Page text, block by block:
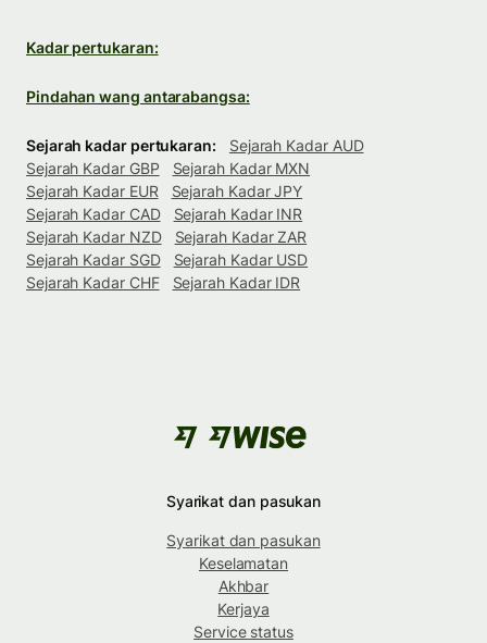
Kadar pertukaran:
Pindahan wang antarabangsa:
Sejarah kadar pertukaran:
Sejarah Kadar AUD
Sejarah Kadar GBP
Sejarah Kadar MXN
Sejarah Kadar EUR
Sejarah Kadar JPY
Sejarah Kadar CAD
Sejarah Kadar INR
Sejarah Kadar NZD
Sejarah Kadar ZAR
Sejarah Kadar SGD
Sejarah Kadar USD
Sejarah Kadar CHF
Sejarah Kadar IDR
Syarikat dan pasukan
Syarikat dan pasukan
Keselamatan
Akhbar
Kerjaya
Service status